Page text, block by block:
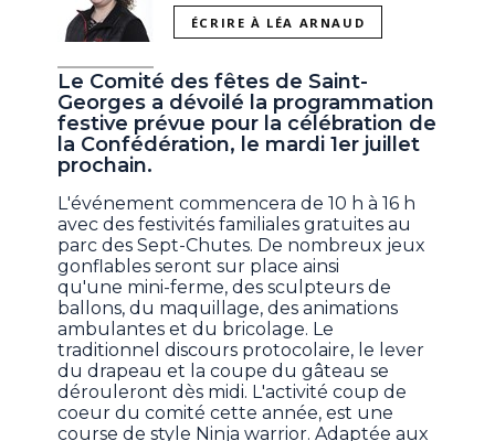
ÉCRIRE À LÉA ARNAUD
Le Comité des fêtes de Saint-
Georges a dévoilé la programmation
festive prévue pour la célébration de
la Confédération, le mardi 1er juillet
prochain.
L'événement commencera de 10 h à 16 h
avec des festivités familiales gratuites au
parc des Sept-Chutes. De nombreux jeux
gonflables seront sur place ainsi
qu'une mini-ferme, des sculpteurs de
ballons, du maquillage, des animations
ambulantes et du bricolage. Le
traditionnel discours protocolaire, le lever
du drapeau et la coupe du gâteau se
dérouleront dès midi. L'activité coup de
coeur du comité cette année, est une
course de style Ninja warrior. Adaptée aux